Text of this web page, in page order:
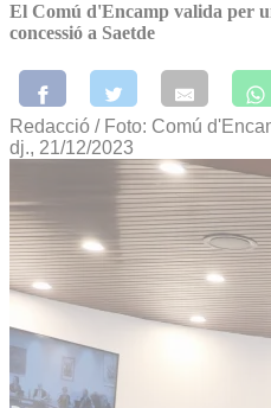
El Comú d'Encamp valida per
concessió a Saetde
Redacció / Foto: Comú
dj., 21/12/2023